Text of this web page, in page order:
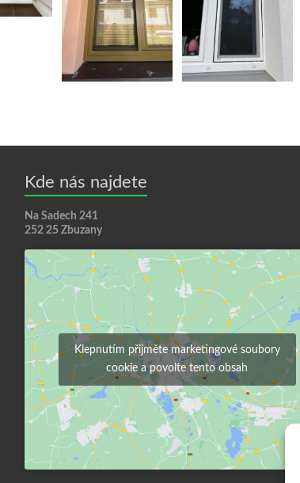
Kde nás najdete
Na Sadech 241
252 25 Zbuzany
Klepnutím přijměte marketingové soubory
cookie a povolte tento obsah